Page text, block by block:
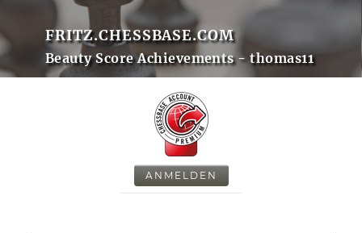
FRITZ.CHESSBASE.COM
Beauty Score Achievements - thomas11
ANMELDEN